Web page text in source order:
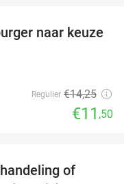
19%
naar keuze
Regulier €14,25
€11 ,50
of